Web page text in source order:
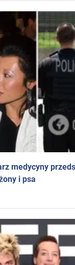
medycyny
i psa